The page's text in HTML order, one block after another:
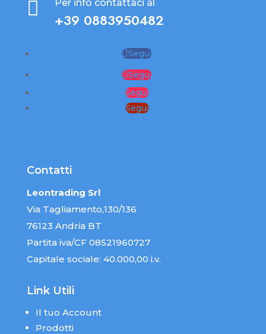
 Per info contattaci al
+39 0883950482
Segui
Segui
Segui
Segui
Contatti
Leontrading Srl
Via Tagliamento,130/136
76123 Andria BT
Partita iva/CF 08521960727
Capitale sociale: 40.000,00 i.v.
Link Utili
Il tuo Account
Prodotti